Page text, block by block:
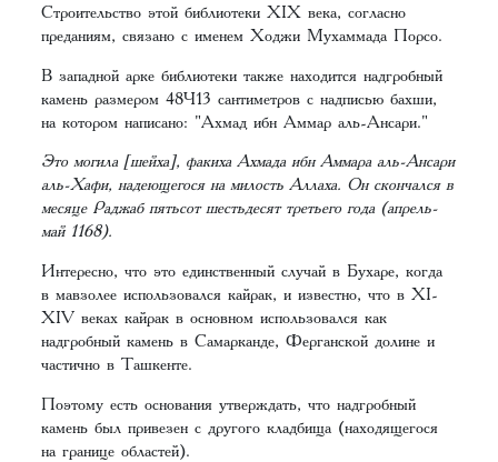
Строительство этой библиотеки XIX века, согласно
преданиям, связано с именем Ходжи Мухаммада Порсо.
В западной арке библиотеки также находится надгробный
камень размером 48×13 сантиметров с надписью бахши,
на котором написано: "Ахмад ибн Аммар аль-Ансари."
Это могила [шейха], факиха Ахмада ибн Аммара аль-Ансари
аль-Хафи, надеющегося на милость Аллаха. Он скончался в
месяце Раджаб пятьсот шестьдесят третьего года (апрель-
май 1168).
Интересно, что это единственный случай в Бухаре, когда
в мавзолее использовался кайрак, и известно, что в XI-
XIV веках кайрак в основном использовался как
надгробный камень в Самарканде, Ферганской долине и
частично в Ташкенте.
Поэтому есть основания утверждать, что надгробный
камень был привезен с другого кладбища (находящегося
на границе областей).